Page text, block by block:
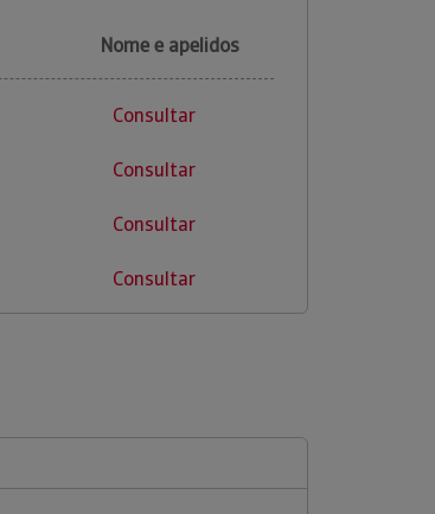
Nome e apelidos
Consultar
Consultar
Consultar
Consultar